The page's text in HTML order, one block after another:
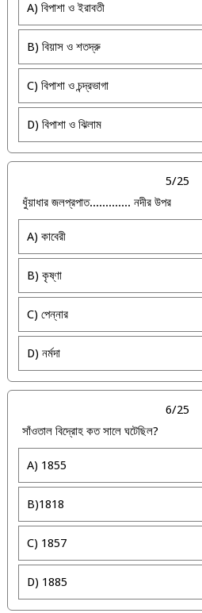
A) বিপাশা ও ইরাবতী
B) বিয়াস ও শতদ্রু
C) বিপাশা ও চন্দ্রভাগা
D) বিপাশা ও ঝিলাম
5/25
ধুঁয়াধার জলপ্রপাত............. নদীর উপর
A) কাবেরী
B) কৃষ্ণা
C) পেন্নার
D) নর্মদা
6/25
সাঁওতাল বিদ্রোহ কত সালে ঘটেছিল?
A) 1855
B)1818
C) 1857
D) 1885